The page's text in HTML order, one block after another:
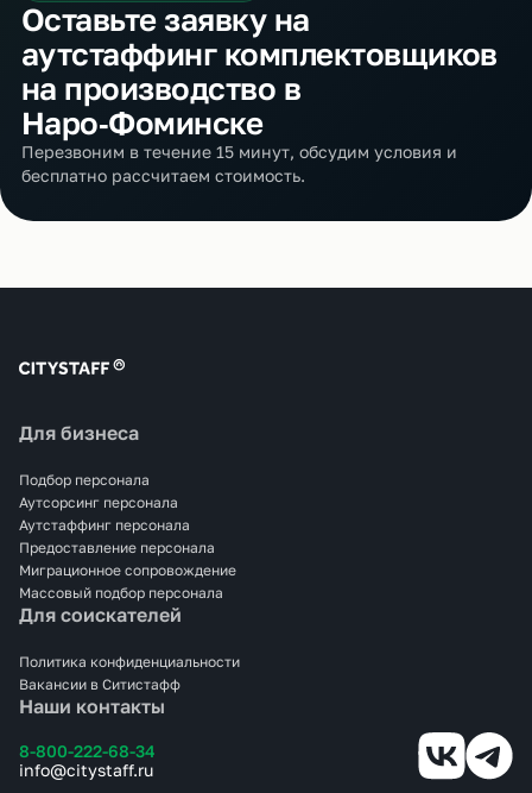
Оставьте заявку на
аутстаффинг комплектовщиков
на производство в
Наро‑Фоминске
Перезвоним в течение 15 минут, обсудим условия и
бесплатно рассчитаем стоимость.
Наши контакты
8-800-222-68-34
info@citystaff.ru
Для бизнеса
Подбор персонала
Аутсорсинг персонала
Аутстаффинг персонала
Предоставление персонала
Миграционное сопровождение
Массовый подбор персонала
Для соискателей
Политика конфиденциальности
Вакансии в Ситистафф